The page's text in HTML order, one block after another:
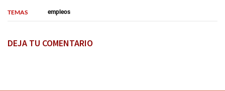
TEMAS empleos
DEJA TU COMENTARIO